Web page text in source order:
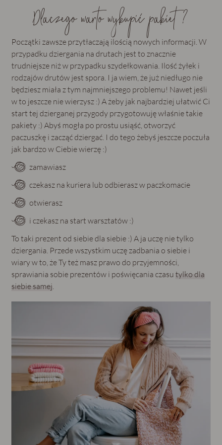
Dlaczego warto wykupić pakiet?
Początki zawsze przytłaczają ilością nowych informacji. W
przypadku dziergania na drutach jest to znacznie
trudniejsze niż w przypadku szydełkowania. Ilość żyłek i
rodzajów drutów jest spora. I ja wiem, że już niedługo nie
będziesz miała z tym najmniejszego problemu! Nawet jeśli
w to jeszcze nie wierzysz :) A żeby jak najbardziej ułatwić Ci
start tej dzierganej przygody przygotowuję właśnie takie
pakiety :) Abyś mogła po prostu usiąść, otworzyć
paczuszkę i zacząć dziergać. I do tego żebyś jeszcze poczuła
jak bardzo w Ciebie wierzę :)
zamawiasz
czekasz na kuriera lub odbierasz w paczkomacie
otwierasz
i czekasz na start warsztatów :)
To taki prezent od siebie dla siebie :) A ja uczę nie tylko
dziergania. Przede wszystkim uczę zadbania o siebie i
wiary w to, że Ty też masz prawo do przyjemności,
sprawiania sobie prezentów i poświęcania czasutylko dla
siebie samej